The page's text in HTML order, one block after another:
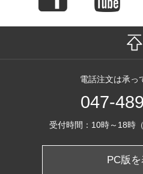
電話注文は承っ
047-
受付時間：10時～18時
PC版